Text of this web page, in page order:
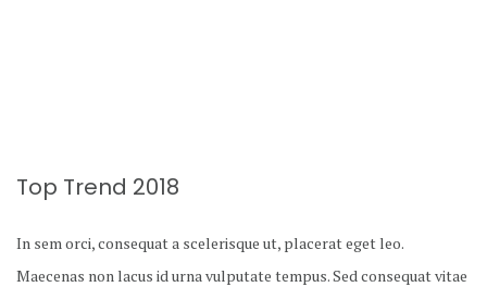
Top Trend 2018
In sem orci, consequat a scelerisque ut, placerat eget leo.
Maecenas non lacus id urna vulputate tempus. Sed consequat vitae